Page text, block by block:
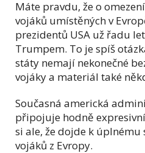
Máte pravdu, že o
vojáků umístěných v
prezidentů USA už řadu
Trumpem. To je spíš
státy nemají nekonečné
vojáky a materiál také
Současná americká
připojuje hodně
si ale, že dojde k úplnému
vojáků z Evropy.